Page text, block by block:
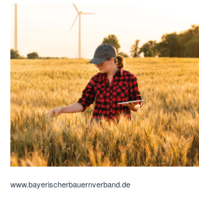
www.bayerischerbauernverband.de